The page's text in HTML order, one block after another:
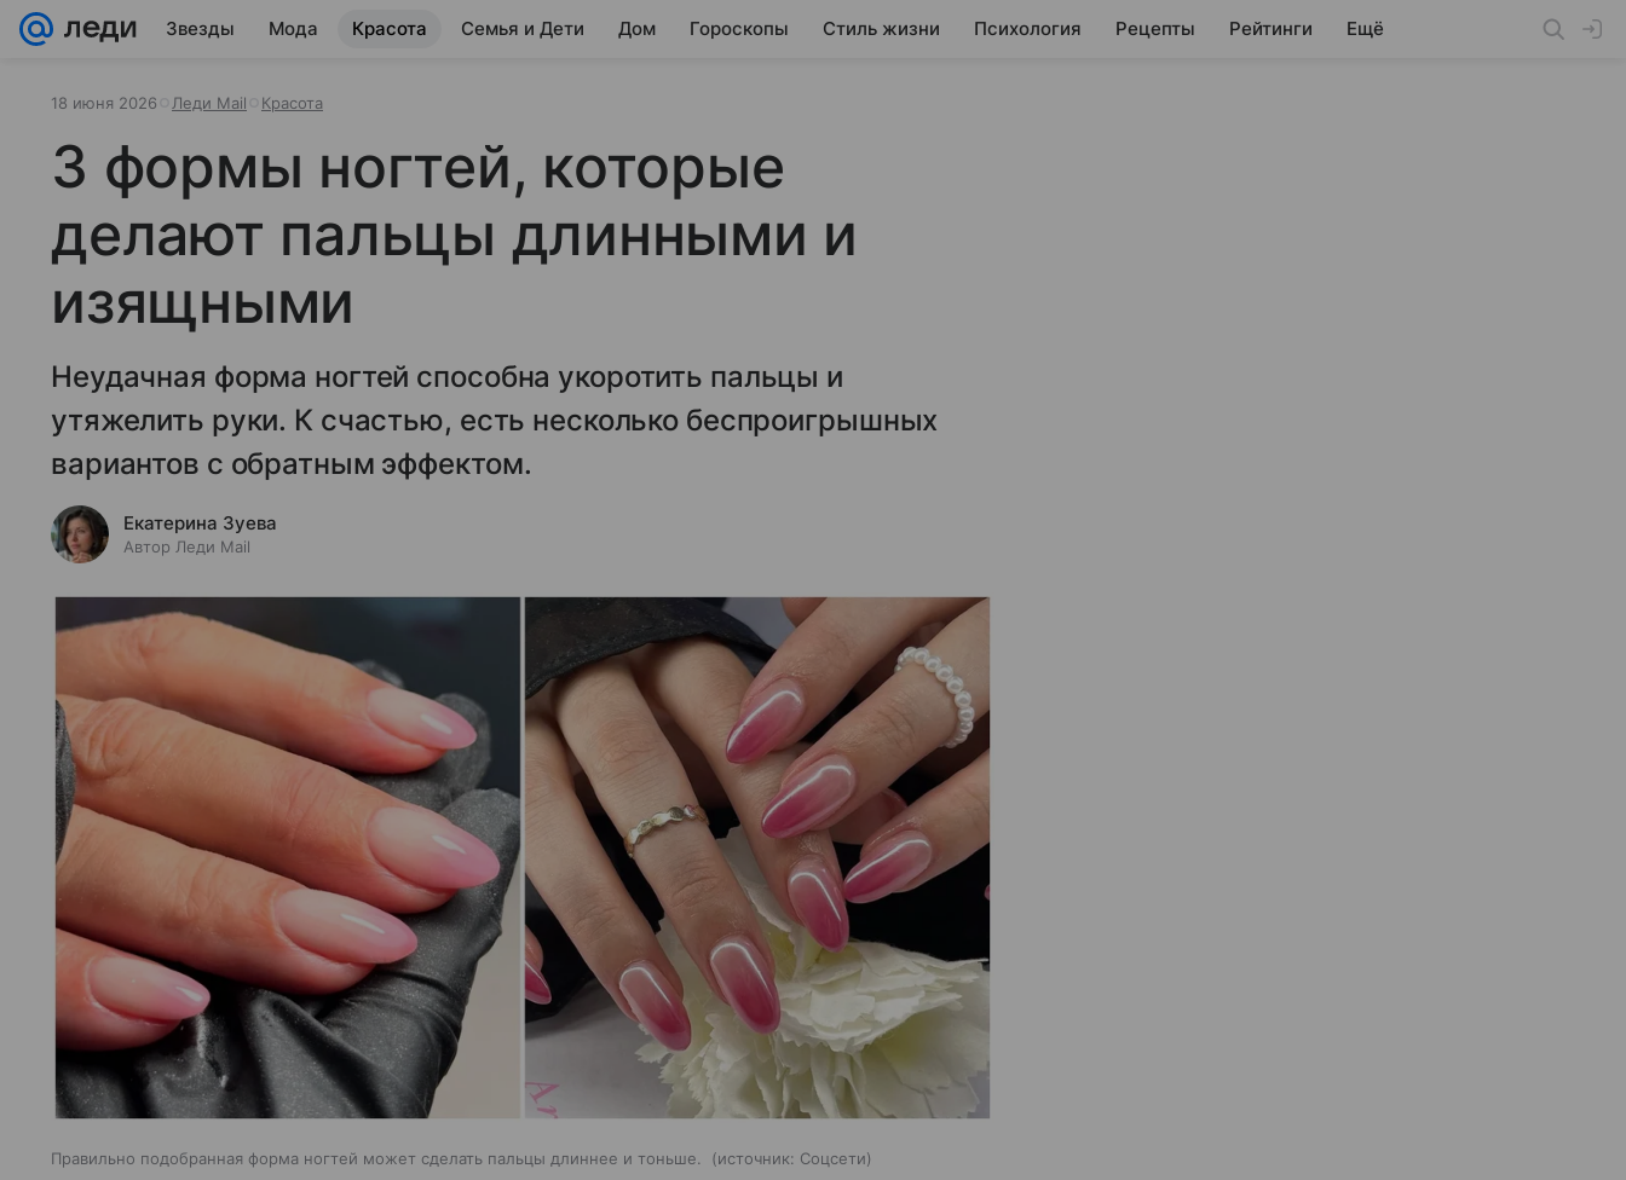
Звезды Мода Красота Семья и Дети Дом Гороскопы Стиль жизни Психология Рецепты Рейтинги Ещё
18 июня 2026 Леди Mail Красота
3 формы ногтей, которые
делают пальцы длинными и
изящными
Неудачная форма ногтей способна укоротить пальцы и
утяжелить руки. К счастью, есть несколько беспроигрышных
вариантов с обратным эффектом.
Екатерина Зуева
Автор Леди Mail
Правильно подобранная форма ногтей может сделать пальцы длиннее и тоньше. источник: Соцсети